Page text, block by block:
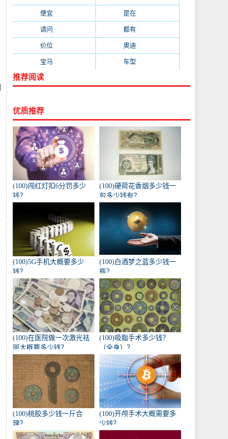
便宜 是在
请问 都有
价位 奥迪
宝马 车型
推荐阅读
优质推荐
(100)闯红灯扣6分罚多少
钱？
(100)硬荷花香烟多少钱一
包多少钱有？
(100)5G手机大概要多少
钱？
(100)白酒梦之蓝多少钱一
瓶？
(100)在医院做一次激光祛
斑大概要多少钱？
(100)吸脂手术多少钱？
（全身）？
(100)桃胶多少钱一斤合
理？
(100)开颅手术大概需要多
少钱？